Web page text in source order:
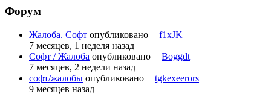
Форум
Жалоба. Софт опубликовано
f1xJK
7 месяцев, 1 неделя назад
Софт / Жалоба опубликовано
Boggdt
7 месяцев, 2 недели назад
софт/жалобы опубликовано
tgkexeerors
9 месяцев назад